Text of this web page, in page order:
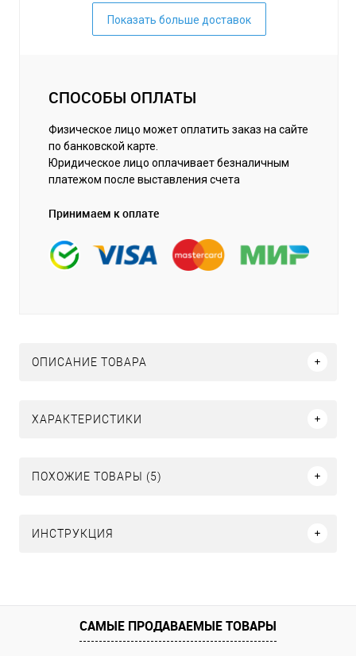
Показать больше доставок
СПОСОБЫ ОПЛАТЫ
Физическое лицо может оплатить заказ на сайте
по банковской карте.
Юридическое лицо оплачивает безналичным
платежом после выставления счета
Принимаем к оплате
ОПИСАНИЕ ТОВАРА
ХАРАКТЕРИСТИКИ
ПОХОЖИЕ ТОВАРЫ (5)
ИНСТРУКЦИЯ
САМЫЕ ПРОДАВАЕМЫЕ ТОВАРЫ